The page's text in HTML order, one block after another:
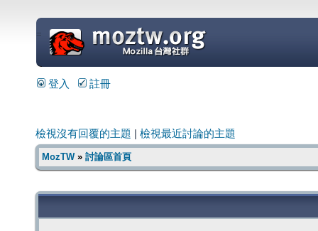
=
登入 註冊
檢視沒有回覆的主題 檢視最近討論的主題
MozTW» 討論區首頁